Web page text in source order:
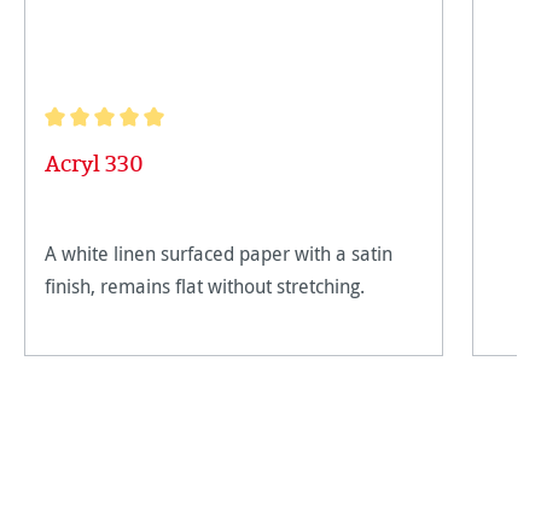
Acryl 330
A white linen surfaced paper with a satin
finish, remains flat without stretching.